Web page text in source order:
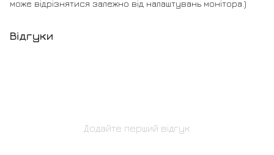
може відрізнятися залежно від налаштувань монітора.)
Відгуки
Додайте перший відгук